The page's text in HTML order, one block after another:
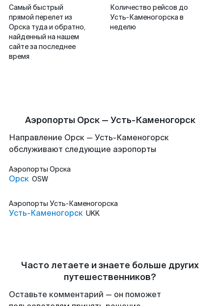
Самый быстрый
прямой перелет из
Орска туда и обратно,
найденный на нашем
сайте за последнее
время
Количество рейсов до
Усть-Каменогорска в
неделю
Аэропорты Орск — Усть-Каменогорск
Направление Орск — Усть-Каменогорск
обслуживают следующие аэропорты
Аэропорты Орска
Орск OSW
Аэропорты Усть-Каменогорска
Усть-Каменогорск UKK
Часто летаете и знаете больше других
путешественников?
Оставьте комментарий — он поможет